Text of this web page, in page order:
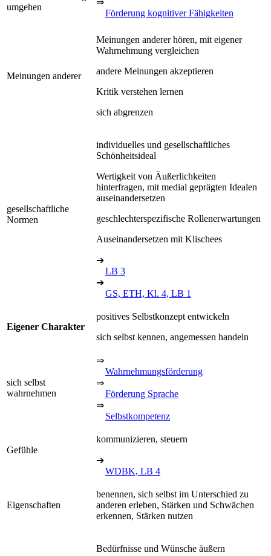
umgehen
Förderung kognitiver Fähigkeiten
Meinungen anderer
Meinungen anderer hören, mit eigener
Wahrnehmung vergleichen
andere Meinungen akzeptieren
Kritik verstehen lernen
sich abgrenzen
gesellschaftliche
Normen
individuelles und gesellschaftliches
Schönheitsideal
Wertigkeit von Äußerlichkeiten
hinterfragen, mit medial geprägten Idealen
auseinandersetzen
geschlechterspezifische Rollenerwartungen
Auseinandersetzen mit Klischees
➔
LB 3
➔
GS, ETH, Kl. 4, LB 1
Eigener Charakter
positives Selbstkonzept entwickeln
sich selbst kennen, angemessen handeln
sich selbst
wahrnehmen
⇒
Wahrnehmungsförderung
⇒
Förderung Sprache
⇒
Selbstkompetenz
Gefühle
kommunizieren, steuern
➔
WDBK, LB 4
Eigenschaften
benennen, sich selbst im Unterschied zu
anderen erleben, Stärken und Schwächen
erkennen, Stärken nutzen
Bedürfnisse und Wünsche äußern